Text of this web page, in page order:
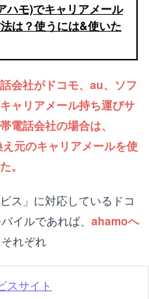
ハモ)でキャリアメール
は？使うには&使いた
会社がドコモ、au、ソフ
ャリアメール持ち運びサ
電話会社の場合は、
元のキャリアメールを使
。
ス」に対応しているドコ
イルであれば、 ahamoへ
れぞれ
スサイト